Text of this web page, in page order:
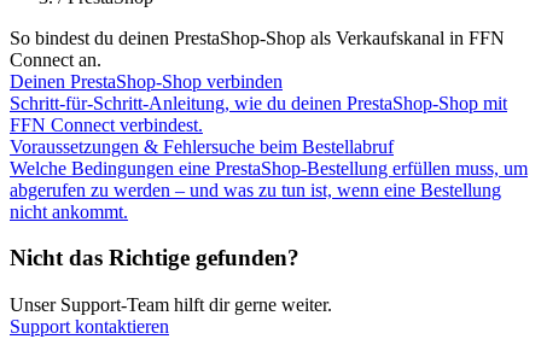
So bindest du deinen PrestaShop-Shop als Verkaufskanal in FFN
Connect an.
Deinen PrestaShop-Shop verbinden
Schritt-für-Schritt-Anleitung, wie du deinen PrestaShop-Shop mit
FFN Connect verbindest.
Voraussetzungen & Fehlersuche beim Bestellabruf
Welche Bedingungen eine PrestaShop-Bestellung erfüllen muss, um
abgerufen zu werden – und was zu tun ist, wenn eine Bestellung
nicht ankommt.
Nicht das Richtige gefunden?
Unser Support-Team hilft dir gerne weiter.
Support kontaktieren